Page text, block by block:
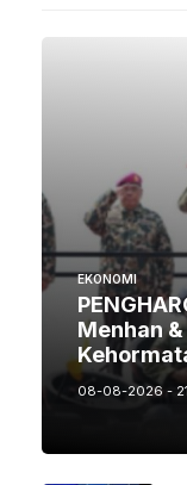
EKONOMI
Menhan
08-08-2026 -